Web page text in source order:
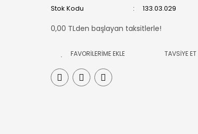
Stok Kodu
133.03.029
0,00 TLden başlayan taksitlerle!
TAVSİYE ET